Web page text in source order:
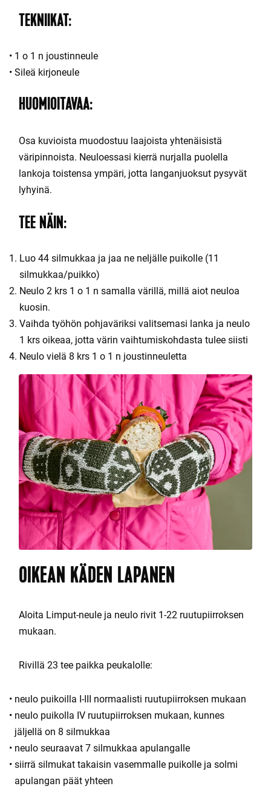
TEKNIIKAT:
1 o 1 n joustinneule
Sileä kirjoneule
HUOMIOITAVAA:
Osa kuvioista muodostuu laajoista yhtenäisistä
väripinnoista. Neuloessasi kierrä nurjalla puolella
lankoja toistensa ympäri, jotta langanjuoksut pysyvät
lyhyinä.
TEE NÄIN:
Luo 44 silmukkaa ja jaa ne neljälle puikolle (11
silmukkaa/puikko)
Neulo 2 krs 1 o 1 n samalla värillä, millä aiot neuloa
kuosin.
Vaihda työhön pohjaväriksi valitsemasi lanka ja neulo
1 krs oikeaa, jotta värin vaihtumiskohdasta tulee siisti
Neulo vielä 8 krs 1 o 1 n joustinneuletta
OIKEAN KÄDEN LAPANEN
Aloita Limput-neule ja neulo rivit 1-22 ruutupiirroksen
mukaan.
Rivillä 23 tee paikka peukalolle:
neulo puikoilla I-III normaalisti ruutupiirroksen mukaan
neulo puikolla IV ruutupiirroksen mukaan, kunnes
jäljellä on 8 silmukkaa
neulo seuraavat 7 silmukkaa apulangalle
siirrä silmukat takaisin vasemmalle puikolle ja solmi
apulangan päät yhteen